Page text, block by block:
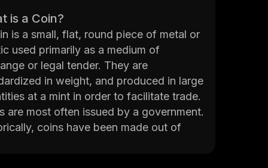
is a Coin?
is a small, flat, round piece of metal or
used primarily as a medium of
or legal tender. They are
in weight, and produced in large
at a mint in order to facilitate trade.
are most often issued by a government.
coins have been made out of